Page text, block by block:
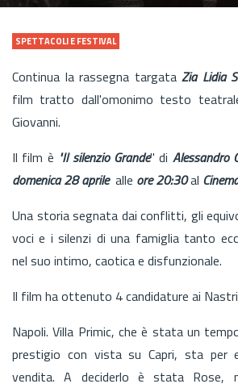
SPETTACOLI E FESTIVAL
Continua la rassegna targataZia Lidia
film tratto dall'omonimo testo
Giovanni.
Il film è "Il silenzio Grande" di Alessandro
domenica 28 aprilealle ore 20:30al
Una storia segnata dai conflitti, gli
voci e i silenzi di una famiglia tanto
nel suo intimo, caotica e disfunzionale.
Il film ha ottenuto 4 candidature ai
Napoli. Villa Primic, che è stata un
prestigio con vista su Capri, sta per
vendita. A deciderlo è stata Rose,